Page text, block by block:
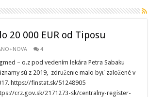
20 000 EUR od Tiposu
4
– o.z pod vedením lekára Petra Sabaku
sú z 2019, združenie malo byť založené v
https://finstat.sk/51248905
crz.gov.sk/2171273-sk/centralny-register-